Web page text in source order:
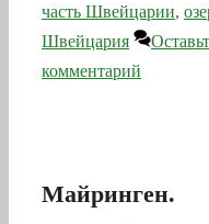
часть Швейцарии,
Швейцария
комментарий
Майринген.